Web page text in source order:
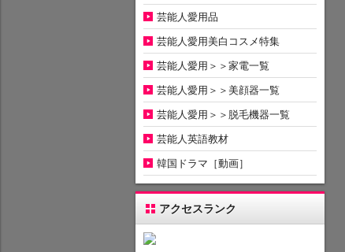
芸能人愛用品
芸能人愛用美白コスメ特集
芸能人愛用＞＞家電一覧
芸能人愛用＞＞美顔器一覧
芸能人愛用＞＞脱毛機器一覧
芸能人英語教材
韓国ドラマ［動画］
アクセスランク